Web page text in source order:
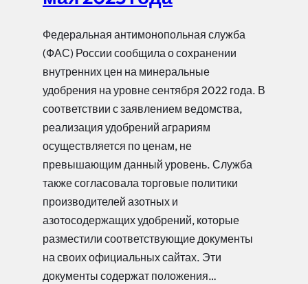
Федеральная антимонопольная служба
(ФАС) России сообщила о сохранении
внутренних цен на минеральные
удобрения на уровне сентября 2022 года. В
соответствии с заявлением ведомства,
реализация удобрений аграриям
осуществляется по ценам, не
превышающим данный уровень. Служба
также согласовала торговые политики
производителей азотных и
азотосодержащих удобрений, которые
разместили соответствующие документы
на своих официальных сайтах. Эти
документы содержат положения…